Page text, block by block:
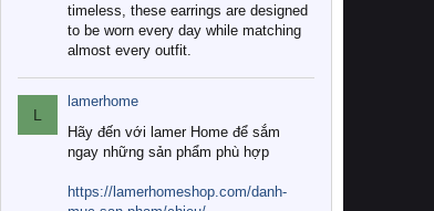
timeless, these earrings are designed
to be worn every day while matching
almost every outfit.
L
lamerhome
Hãy đến với lamer Home để sắm
ngay những sản phẩm phù hợp
https://lamerhomeshop.com/danh-